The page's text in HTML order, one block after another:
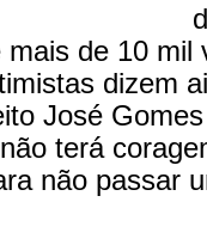
mais de 10 mil
dizem
José Gomes
terá
não passar